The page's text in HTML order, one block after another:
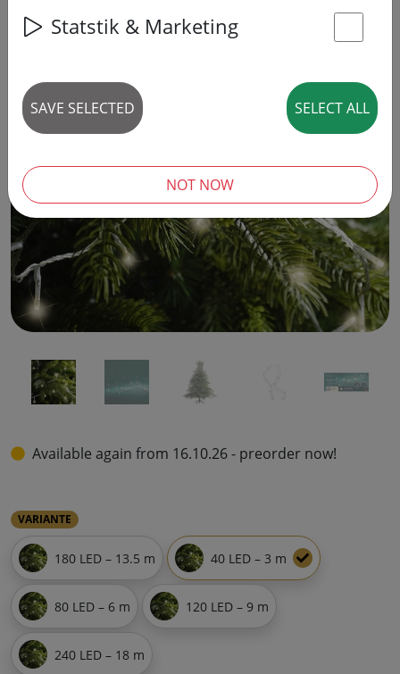
‹ ›
Available again from 16.10.26 - preorder now!
VARIANTE
180 LED – 13.5 m 40 LED – 3 m
80 LED – 6 m 120 LED – 9 m
240 LED – 18 m
Statstik & Marketing
SAVE SELECTED SELECT ALL
NOT NOW